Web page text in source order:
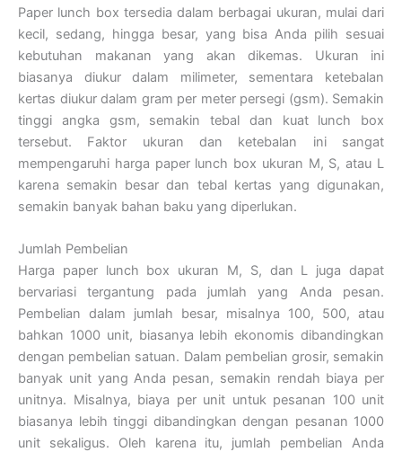
Paper lunch box tersedia dalam berbagai ukuran, mulai dari
kecil, sedang, hingga besar, yang bisa Anda pilih sesuai
kebutuhan makanan yang akan dikemas. Ukuran ini
biasanya diukur dalam milimeter, sementara ketebalan
kertas diukur dalam gram per meter persegi (gsm). Semakin
tinggi angka gsm, semakin tebal dan kuat lunch box
tersebut. Faktor ukuran dan ketebalan ini sangat
mempengaruhi harga paper lunch box ukuran M, S, atau L
karena semakin besar dan tebal kertas yang digunakan,
semakin banyak bahan baku yang diperlukan.
Jumlah Pembelian
Harga paper lunch box ukuran M, S, dan L juga dapat
bervariasi tergantung pada jumlah yang Anda pesan.
Pembelian dalam jumlah besar, misalnya 100, 500, atau
bahkan 1000 unit, biasanya lebih ekonomis dibandingkan
dengan pembelian satuan. Dalam pembelian grosir, semakin
banyak unit yang Anda pesan, semakin rendah biaya per
unitnya. Misalnya, biaya per unit untuk pesanan 100 unit
biasanya lebih tinggi dibandingkan dengan pesanan 1000
unit sekaligus. Oleh karena itu, jumlah pembelian Anda